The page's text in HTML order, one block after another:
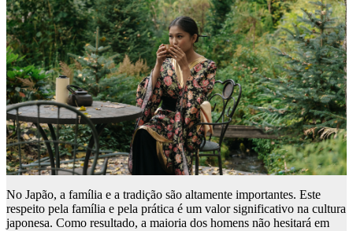
No Japão, a família e a tradição são altamente importantes. Este
respeito pela família e pela prática é um valor significativo na cultura
japonesa. Como resultado, a maioria dos homens não hesitará em